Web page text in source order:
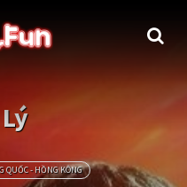
Chiến tranh
QUỐC - HỒNG KÔNG